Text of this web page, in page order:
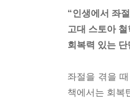
“인생에서 좌
고대 스토아
회복력 있는
좌절을 겪을
책에서는 회복